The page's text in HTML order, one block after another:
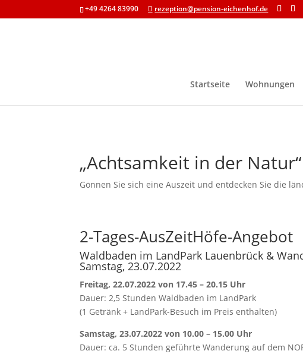
+49 4264 83990 rezeption@pension-eichenhof.de
Startseite Wohnungen
„Achtsamkeit in der Natur“
Gönnen Sie sich eine Auszeit und entdecken Sie die
2-Tages-AusZeitHöfe-Angebot
Waldbaden im LandPark Lauenbrück &
Samstag, 23.07.2022
Freitag, 22.07.2022 von 17.45 – 20.15 Uhr
Dauer: 2,5 Stunden Waldbaden im LandPark
(1 Getränk + LandPark-Besuch im Preis enthalten)
Samstag, 23.07.2022 von 10.00 – 15.00 Uhr
Dauer: ca. 5 Stunden geführte Wanderung auf dem